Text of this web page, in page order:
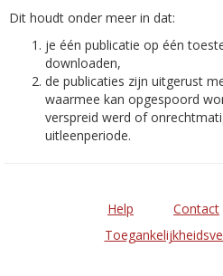
Dit houdt onder meer in dat:
je één publicatie op één
downloaden,
de publicaties zijn uitgerust
waarmee kan opgespoord
verspreid werd of
uitleenperiode.
Help Contact